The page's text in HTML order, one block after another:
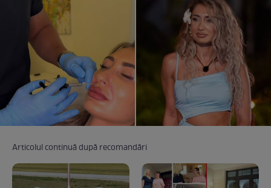
Articolul continuă după recomandări